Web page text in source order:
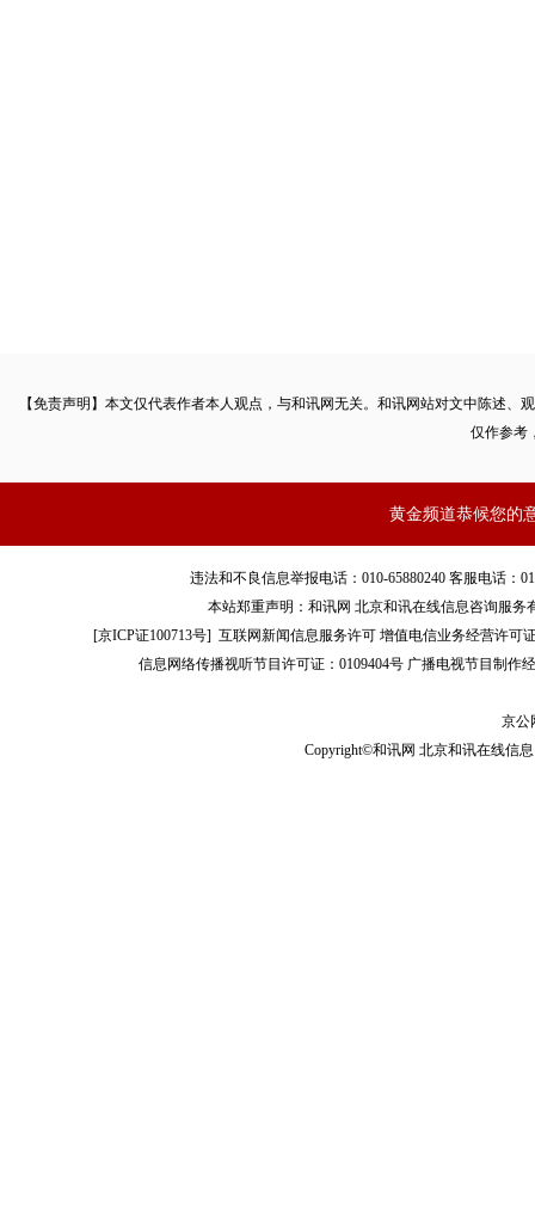
【免责声明】本文仅代表作者本人观点，与和讯网无关。和讯网站对文中陈述
仅作参考
黄金频道恭候您的
违法和不良信息举报电话：010-65880240 客服电话：
本站郑重声明：和讯网 北京和讯在线信息咨询服
[京ICP证100713号]互联网新闻信息服务许可 增值电信业务经营许可
信息网络传播视听节目许可证：0109404号 广播电视节目制作
京公
Copyright©和讯网 北京和讯在线信